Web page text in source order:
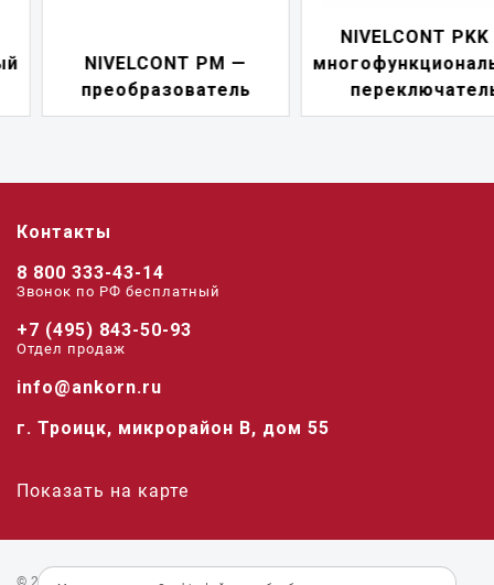
NIVELCONT PM —
преобразователь
NIVELCONT PKK —
переключатель
Контакты
8 800 333-43-14
Звонок по РФ беcплатный
+7 (495) 843-50-93
Отдел продаж
info@ankorn.ru
г. Троицк, микрорайон В, дом 55
Показать на карте
© 2026 «Анкорн».